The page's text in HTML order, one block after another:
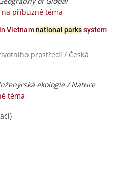
na příbuzné téma
Vietnamnational parkssystem
prostředí / Česká
ekologie / Nature
téma